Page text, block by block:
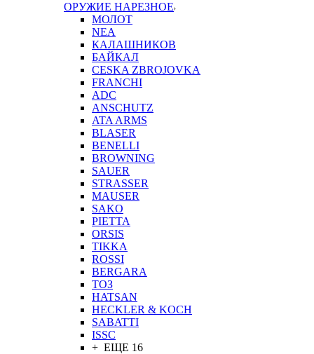
ОРУЖИЕ НАРЕЗНОЕ
МОЛОТ
NEA
КАЛАШНИКОВ
БАЙКАЛ
CESKA ZBROJOVKA
FRANCHI
ADC
ANSCHUTZ
ATA ARMS
BLASER
BENELLI
BROWNING
SAUER
STRASSER
MAUSER
SAKO
PIETTA
ORSIS
TIKKA
ROSSI
BERGARA
ТОЗ
HATSAN
HECKLER & KOCH
SABATTI
ISSC
+ ЕЩЕ 16